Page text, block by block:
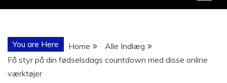
You are Here Home
Alle Indlæg
Få styr på din fødselsdags countdown med disse online
værktøjer